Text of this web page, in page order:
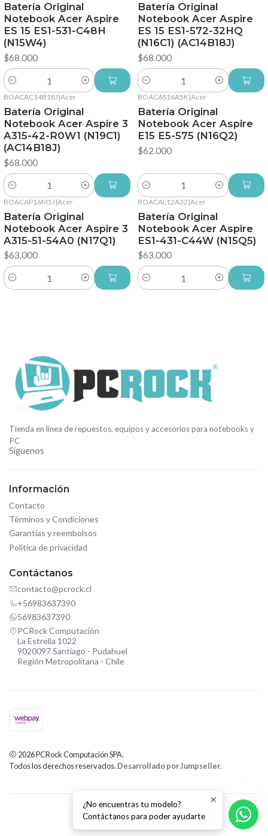
Batería Original
Notebook Acer Aspire
ES 15 ES1-531-C48H
(N15W4)
$68.000
Cantidad
Batería Original
Notebook Acer Aspire
ES 15 ES1-572-32HQ
(N16C1) (AC14B18J)
$68.000
Cantidad
BOACAC14B18J |Acer
Batería Original
Notebook Acer Aspire 3
A315-42-R0W1 (N19C1)
(AC14B18J)
$68.000
Cantidad
BOACAS16A5K|Acer
Batería Original
Notebook Acer Aspire
E15 E5-575 (N16Q2)
$62.000
Cantidad
BOACAP16M5J |Acer
Batería Original
Notebook Acer Aspire 3
A315-51-54A0 (N17Q1)
$63.000
Cantidad
BOACAL12A32 |Acer
Batería Original
Notebook Acer Aspire
ES1-431-C44W (N15Q5)
$63.000
Cantidad
Tienda en línea de repuestos, equipos y accesorios para notebooks y
PC
Síguenos
Información
Contacto
Términos y Condiciones
Garantías y reembolsos
Política de privacidad
Contáctanos
contacto@pcrock.cl
+56983637390
56983637390
PCRock Computación
La Estrella 1022
9020097 Santiago - Pudahuel
Región Metropolitana - Chile
2026 PCRock Computación SPA.
Todos los derechos reservados. Desarrollado por Jumpseller.
VOLVER AL INICIO
¿No encuentras tu modelo?
Contáctanos para poder ayudarte